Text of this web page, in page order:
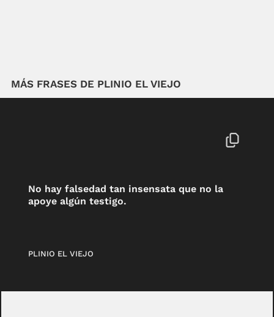
MÁS FRASES DE PLINIO EL VIEJO
No hay falsedad tan insensata que no la
apoye algún testigo.
PLINIO EL VIEJO